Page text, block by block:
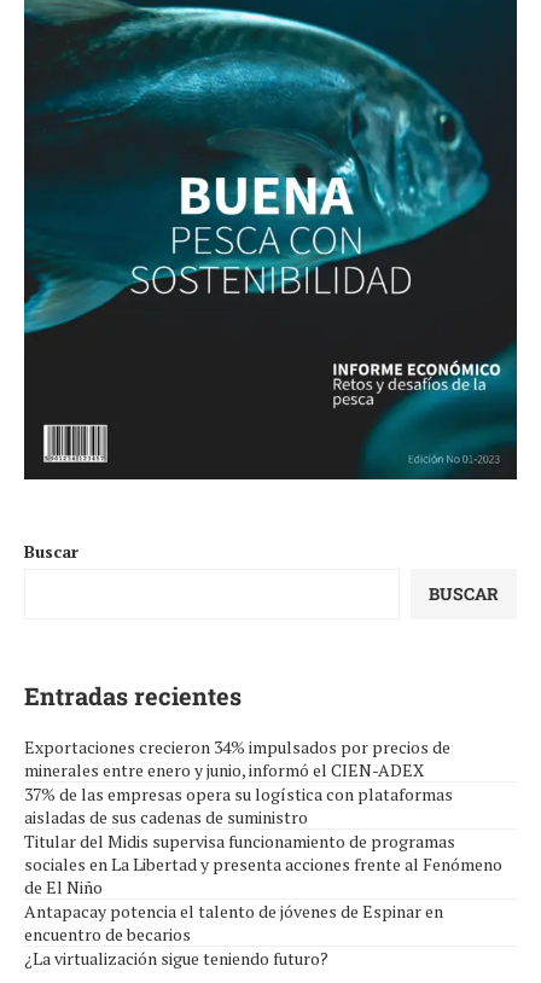
Buscar
BUSCAR
Entradas recientes
Exportaciones crecieron 34% impulsados por precios de
minerales entre enero y junio, informó el CIEN-ADEX
37% de las empresas opera su logística con plataformas
aisladas de sus cadenas de suministro
Titular del Midis supervisa funcionamiento de programas
sociales en La Libertad y presenta acciones frente al Fenómeno
de El Niño
Antapacay potencia el talento de jóvenes de Espinar en
encuentro de becarios
¿La virtualización sigue teniendo futuro?